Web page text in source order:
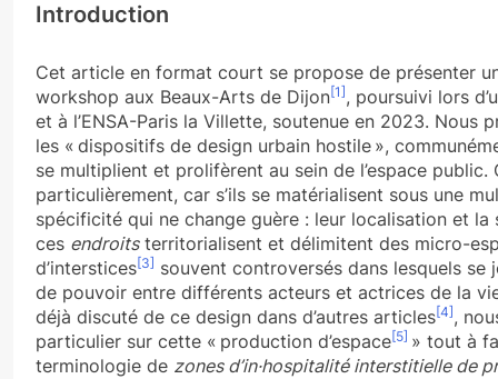
Introduction
Cet article en format court se propose de présenter
workshop aux Beaux-Arts de Dijon[1] , poursuivi lors
et à l’ENSA-Paris la Villette, soutenue en 2023.
les « dispositifs de design urbain hostile »,
se multiplient et prolifèrent au sein de l’espace public.
particulièrement, car s’ils se matérialisent sous une
spécificité qui ne change guère : leur localisation et la
ces endroitsterritorialisent et délimitent des micro-
d’interstices[3] souvent controversés dans lesquels
de pouvoir entre différents acteurs et actrices de la
déjà discuté de ce design dans d’autres articles[4] ,
particulier sur cette « production d’espace[5] » tout à
terminologie de zones d’in·hospitalité interstitielle de